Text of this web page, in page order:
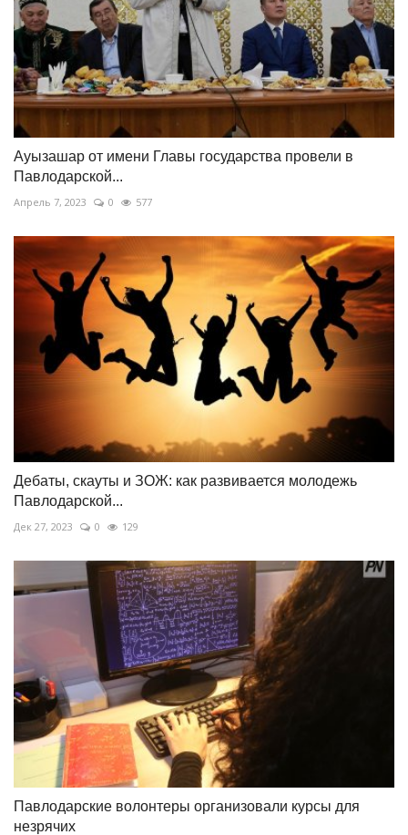
Ауызашар от имени Главы государства провели в
Павлодарской...
Апрель 7, 2023 0 577
Дебаты, скауты и ЗОЖ: как развивается молодежь
Павлодарской...
Дек 27, 2023 0 129
Павлодарские волонтеры организовали курсы для
незрячих